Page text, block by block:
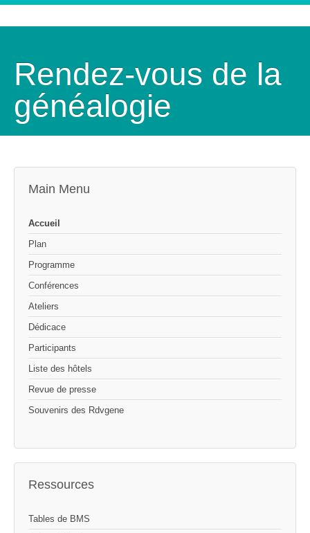
Rendez-vous de la
généalogie
Main Menu
Accueil
Plan
Programme
Conférences
Ateliers
Dédicace
Participants
Liste des hôtels
Revue de presse
Souvenirs des Rdvgene
Ressources
Tables de BMS